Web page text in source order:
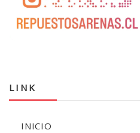
LINK
INICIO